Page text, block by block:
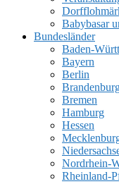
Babybasar
Bundesländer
Baden-
Bayern
Berlin
Bremen
Hamburg
Hessen
Nordrhein-
Rheinland-